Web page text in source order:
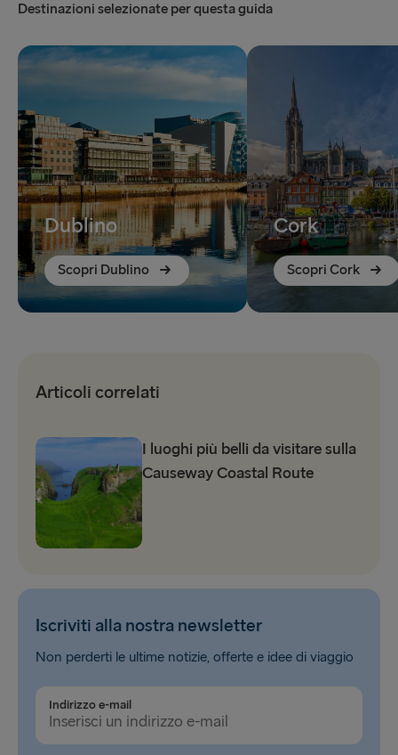
Destinazioni selezionate per questa guida
Dublino
Scopri Dublino
Cork
Scopri Cork
Articoli correlati
I luoghi più belli da visitare sulla
Causeway Coastal Route
Iscriviti alla nostra newsletter
Non perderti le ultime notizie, offerte e idee di viaggio
Indirizzo e-mail